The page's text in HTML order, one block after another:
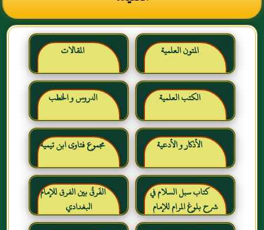
المتون العلمية المقالات
الكتب العلمية الدروس و الخطب
الأذكار و الأدعية مجموع فتاوى ابن تيمية
كتاب سبل السلام في
شرح بلوغ المرام للإمام
الصنعاني رحمه الله
الفَرقُ بين الفرق للإمام
البغدادي